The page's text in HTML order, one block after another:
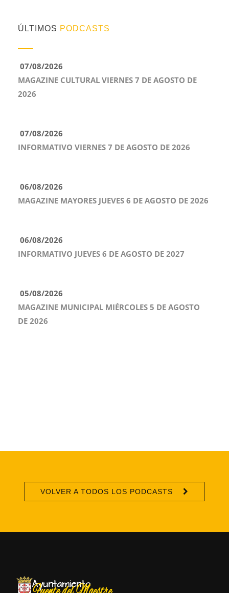
ÚLTIMOS PODCASTS
07/08/2026
MAGAZINE CULTURAL VIERNES 7 DE AGOSTO DE
2026
07/08/2026
INFORMATIVO VIERNES 7 DE AGOSTO DE 2026
06/08/2026
MAGAZINE MAYORES JUEVES 6 DE AGOSTO DE 2026
06/08/2026
INFORMATIVO JUEVES 6 DE AGOSTO DE 2027
05/08/2026
MAGAZINE MUNICIPAL MIÉRCOLES 5 DE AGOSTO
DE 2026
VOLVER A TODOS LOS PODCASTS